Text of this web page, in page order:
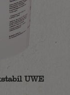
UWE